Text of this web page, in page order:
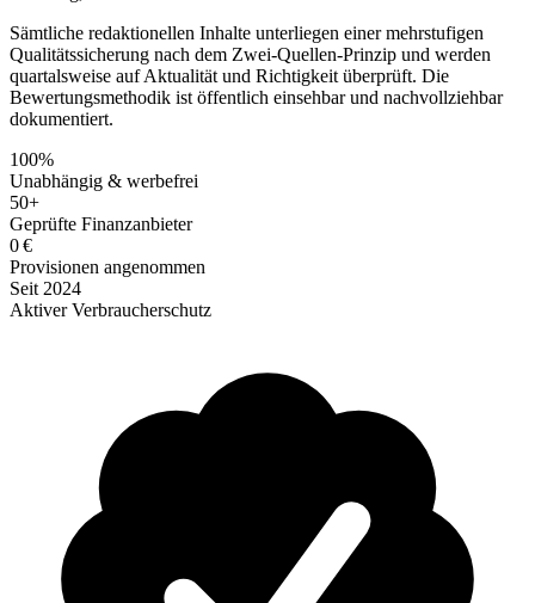
Sämtliche redaktionellen Inhalte unterliegen einer mehrstufigen
Qualitätssicherung nach dem Zwei-Quellen-Prinzip und werden
quartalsweise auf Aktualität und Richtigkeit überprüft. Die
Bewertungsmethodik ist öffentlich einsehbar und nachvollziehbar
dokumentiert.
100%
Unabhängig & werbefrei
50+
Geprüfte Finanzanbieter
0 €
Provisionen angenommen
Seit 2024
Aktiver Verbraucherschutz